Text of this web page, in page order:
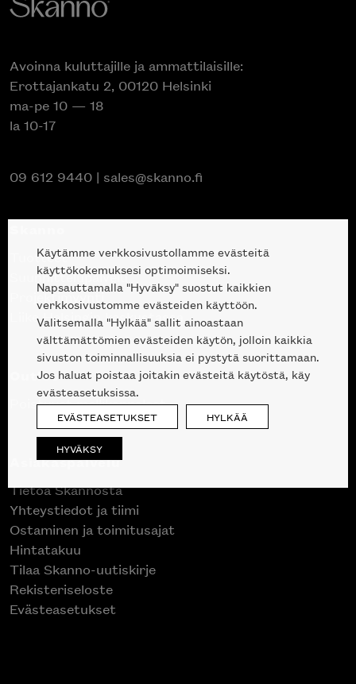
Avoinna kuluttajille ja ammattilaisille:
Erottajankatu 2, 00120 Helsinki
ma-pe 10 — 18
la 10-17
09 612 9440 | sales@skanno.fi
Tuotteet
Suunnittelupalvelu
Projektimyynti
Liike Helsingin keskustassa
Outlet
Poistuvat mallikappaleet
Asiakaspalvelu
Tietoa Skannosta
Yhteystiedot ja tiimi
Ostaminen ja toimitusajat
Hintatakuu
Tilaa Skanno-uutiskirje
Rekisteriseloste
Evästeasetukset
Käytämme verkkosivustollamme evästeitä
käyttökokemuksesi optimoimiseksi.
Napsauttamalla "Hyväksy" suostut kaikkien
verkkosivustomme evästeiden käyttöön.
Valitsemalla "Hylkää" sallit ainoastaan
välttämättömien evästeiden käytön, jolloin kaikkia
sivuston toiminnallisuuksia ei pystytä suorittamaan.
Jos haluat poistaa joitakin evästeitä käytöstä, käy
evästeasetuksissa.
EVÄSTEASETUKSET HYLKÄÄ
HYVÄKSY